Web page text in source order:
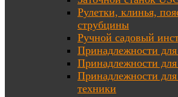
Рулетки, клинья,
струбцины
Ручной садовый
Принадлежности для
Принадлежности для
Принадлежности
техники